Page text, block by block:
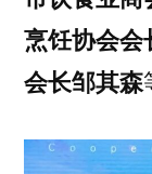
烹饪协会会
会长邹其森